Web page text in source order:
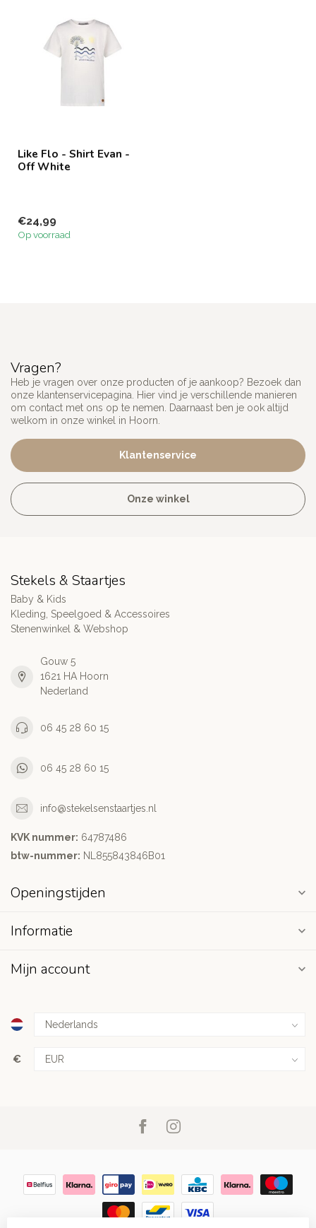
Like Flo - Shirt Evan -
Off White
€24,99
Op voorraad
Vragen?
Heb je vragen over onze producten of je aankoop? Bezoek dan
onze klantenservicepagina. Hier vind je verschillende manieren
om contact met ons op te nemen. Daarnaast ben je ook altijd
welkom in onze winkel in Hoorn.
Klantenservice
Onze winkel
Stekels & Staartjes
Baby & Kids
Kleding, Speelgoed & Accessoires
Stenenwinkel & Webshop
Gouw 5
1621 HA Hoorn
Nederland
06 45 28 60 15
06 45 28 60 15
info@stekelsenstaartjes.nl
KVK nummer: 64787486
btw-nummer: NL855843846B01
Openingstijden
Informatie
Mijn account
€